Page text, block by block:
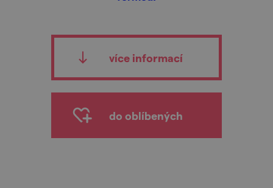
více informací
do oblíbených